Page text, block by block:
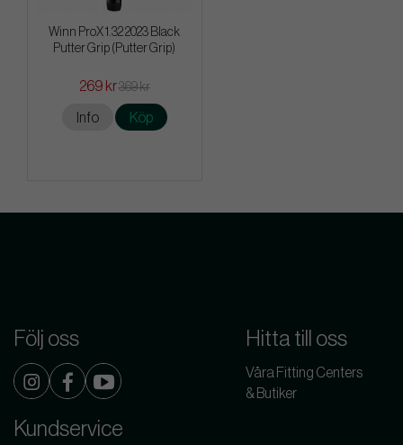
Winn ProX 1.32 2023 Black
Putter Grip (Putter Grip)
269 kr369 kr
Info Köp
Följ oss Hitta till oss
Våra Fitting Centers
& Butiker
Kundservice